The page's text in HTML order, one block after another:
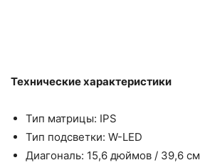
Технические характеристики
Тип матрицы: IPS
Тип подсветки: W-LED
Диагональ: 15,6 дюймов / 39,6 см